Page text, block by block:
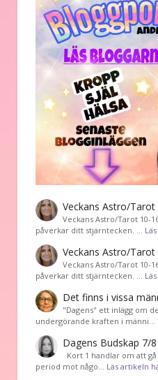
Veckans Astro/Tarot
Veckans Astro/Tarot 10-
påverkar ditt stjärntecken. …
Veckans Astro/Tarot
Veckans Astro/Tarot 10-
påverkar ditt stjärntecken. …
Det finns i vissa
"Dagens" ett inlägg om
undergörande kraften i männi…
Dagens Budskap 7/8
Kort 1 handlar om att
period mot någo… Läs artikeln